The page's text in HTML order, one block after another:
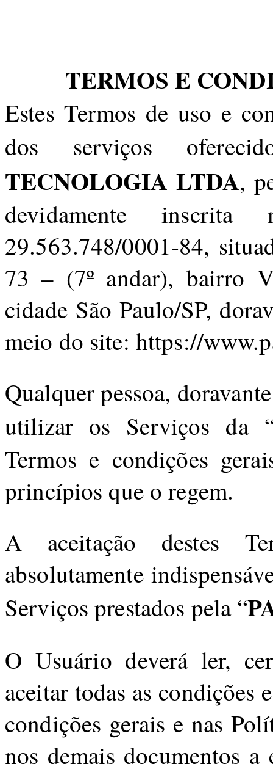
TERMOS E
Estes Termos de uso e
dos serviços
TECNOLOGIA LTDA,
devidamente
29.563.748/0001-84,
73 – (7º andar), bairro
cidade São Paulo/SP,
meio do site: https://
Qualquer pessoa,
utilizar os Serviços da
Termos e condições
princípios que o regem.
A aceitação destes
absolutamente
Serviços prestados pela “
O Usuário deverá ler,
aceitar todas as condições
condições gerais e nas
nos demais documentos